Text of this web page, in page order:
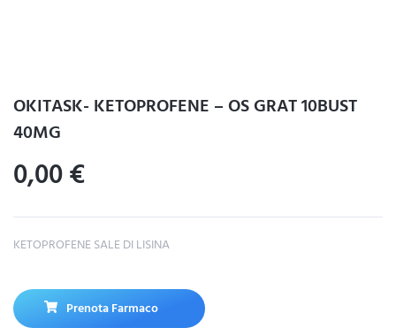
OKITASK- KETOPROFENE – OS GRAT 10BUST
40MG
0,00€
KETOPROFENE SALE DI LISINA
Prenota Farmaco